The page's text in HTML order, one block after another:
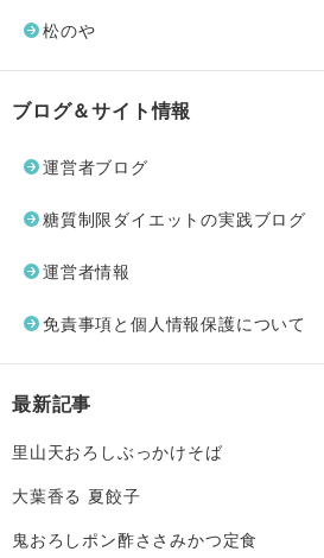
松のや
ブログ＆サイト情報
運営者ブログ
糖質制限ダイエットの実践ブログ
運営者情報
免責事項と個人情報保護について
最新記事
里山天おろしぶっかけそば
大葉香る 夏餃子
鬼おろしポン酢ささみかつ定食